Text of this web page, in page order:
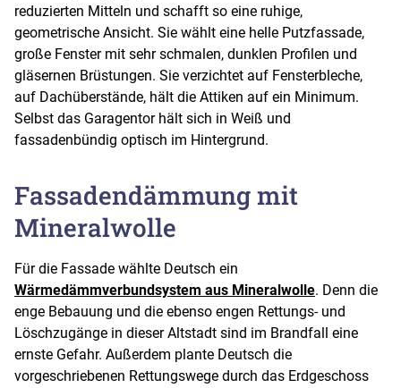
reduzierten Mitteln und schafft so eine ruhige,
geometrische Ansicht. Sie wählt eine helle Putzfassade,
große Fenster mit sehr schmalen, dunklen Profilen und
gläsernen Brüstungen. Sie verzichtet auf Fensterbleche,
auf Dachüberstände, hält die Attiken auf ein Minimum.
Selbst das Garagentor hält sich in Weiß und
fassadenbündig optisch im Hintergrund.
Fassadendämmung mit
Mineralwolle
Für die Fassade wählte Deutsch ein
Wärmedämmverbundsystem aus Mineralwolle. Denn die
enge Bebauung und die ebenso engen Rettungs- und
Löschzugänge in dieser Altstadt sind im Brandfall eine
ernste Gefahr. Außerdem plante Deutsch die
vorgeschriebenen Rettungswege durch das Erdgeschoss